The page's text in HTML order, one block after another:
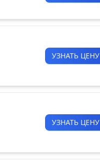
УЗНАТЬ ЦЕНУ
УЗНАТЬ ЦЕНУ